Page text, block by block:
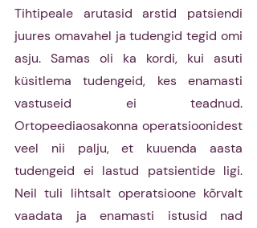
Tihtipeale arutasid arstid patsiendi
juures omavahel ja tudengid tegid omi
asju. Samas oli ka kordi, kui asuti
küsitlema tudengeid, kes enamasti
vastuseid ei teadnud.
Ortopeediaosakonna operatsioonidest
veel nii palju, et kuuenda aasta
tudengeid ei lastud patsientide ligi.
Neil tuli lihtsalt operatsioone kõrvalt
vaadata ja enamasti istusid nad